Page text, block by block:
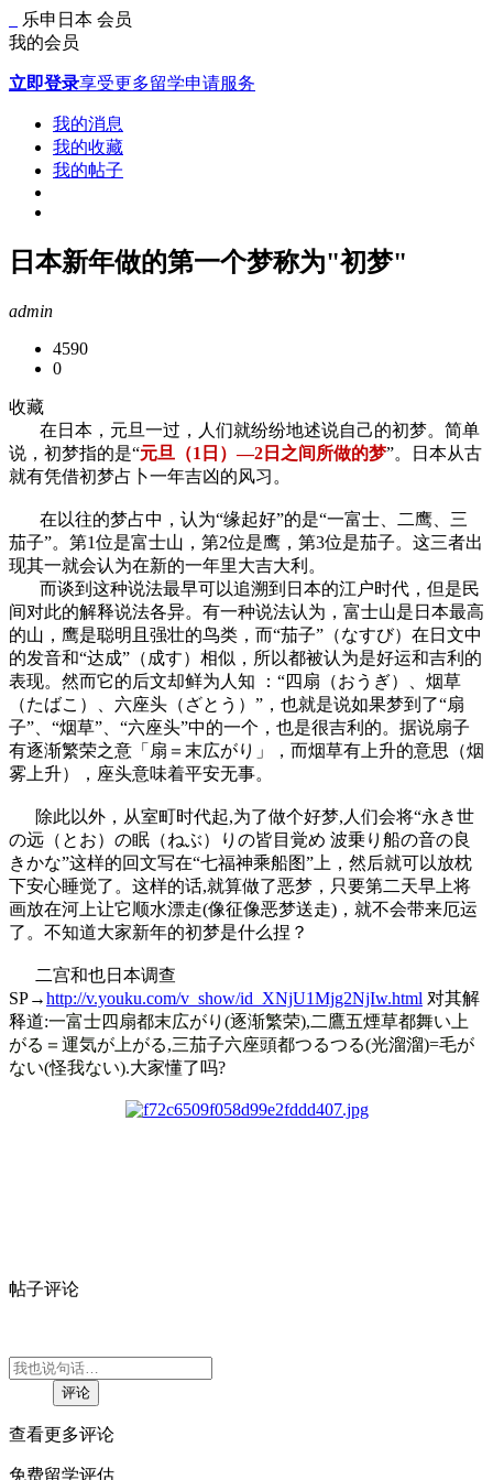
乐申日本 会员
我的会员
立即登录享受更多留学申请服务
我的消息
我的收藏
我的帖子
日本新年做的第一个梦称为"初梦"
admin
4590
0
收藏
在日本，元旦一过，人们就纷纷地述说自己的初梦。简单
说，初梦指的是“元旦（1日）—2日之间所做的梦”。日本从古
就有凭借初梦占卜一年吉凶的风习。
在以往的梦占中，认为“缘起好”的是“一富士、二鹰、三
茄子”。第1位是富士山，第2位是鹰，第3位是茄子。这三者出
现其一就会认为在新的一年里大吉大利。
而谈到这种说法最早可以追溯到日本的江户时代，但是民
间对此的解释说法各异。有一种说法认为，富士山是日本最高
的山，鹰是聪明且强壮的鸟类，而“茄子”（なすび）在日文中
的发音和“达成”（成す）相似，所以都被认为是好运和吉利的
表现。然而它的后文却鲜为人知 ：“四扇（おうぎ）、烟草
（たばこ）、六座头（ざとう）”，也就是说如果梦到了“扇
子”、“烟草”、“六座头”中的一个，也是很吉利的。据说扇子
有逐渐繁荣之意「扇＝末広がり」，而烟草有上升的意思（烟
雾上升），座头意味着平安无事。
除此以外，从室町时代起,为了做个好梦,人们会将“永き世
の远（とお）の眠（ねぶ）りの皆目覚め 波乗り船の音の良
きかな”这样的回文写在“七福神乘船图”上，然后就可以放枕
下安心睡觉了。这样的话,就算做了恶梦，只要第二天早上将
画放在河上让它顺水漂走(像征像恶梦送走)，就不会带来厄运
了。不知道大家新年的初梦是什么捏？
二宫和也日本调查
SP→http://v.youku.com/v_show/id_XNjU1Mjg2NjIw.html 对其解
释道:一富士四扇都末広がり(逐渐繁荣),二鷹五煙草都舞い上
がる＝運気が上がる,三茄子六座頭都つるつる(光溜溜)=毛が
ない(怪我ない).大家懂了吗?
帖子评论
查看更多评论
免费留学评估